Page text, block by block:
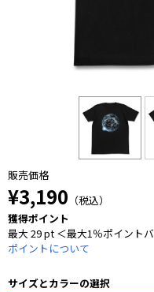
販売価格
¥3,190 （税込）
獲得ポイント
最大 29 pt ＜最大1％ポイント
ポイントについて
サイズとカラーの選択